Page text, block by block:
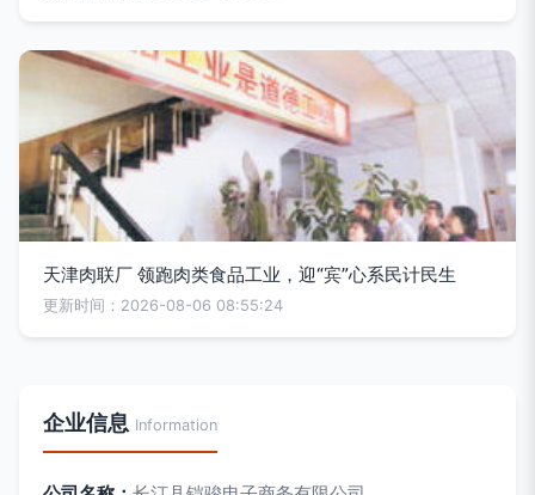
天津肉联厂 领跑肉类食品工业，迎“宾”心系民计民生
更新时间：2026-08-06 08:55:24
企业信息 Information